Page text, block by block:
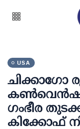
USA
ചിക്കാഗോ
കൺവെൻഷന്
ഗംഭീര
കിക്കോഫ്